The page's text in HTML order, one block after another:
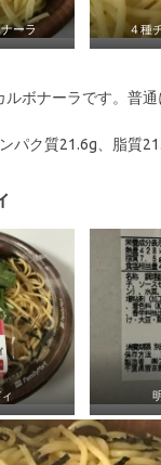
ーラ ４種
ルボナーラです。普
パク質21.6g、脂質